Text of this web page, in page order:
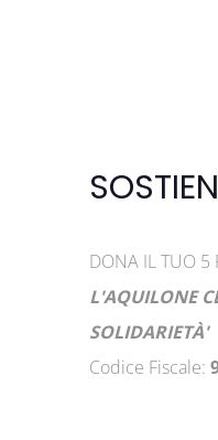
DONA IL TUO 5
L'AQUILONE
SOLIDARIETÀ'
Codice Fiscale: